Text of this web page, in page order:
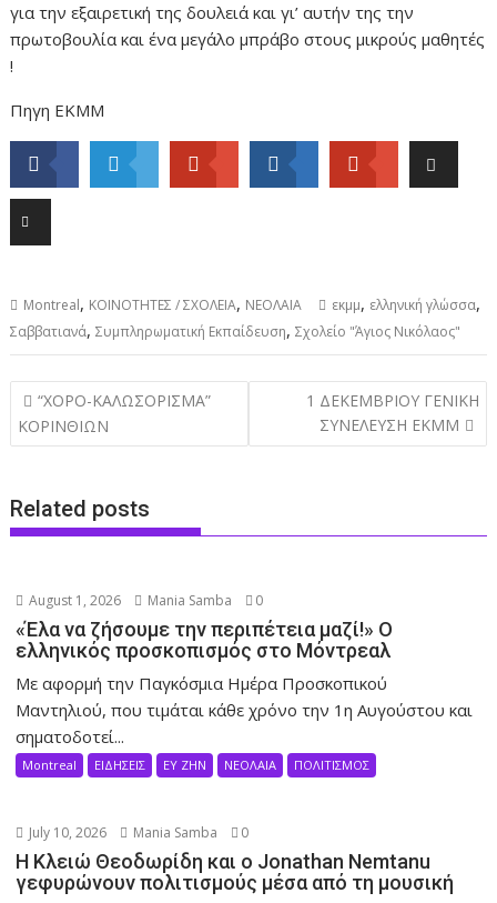
για την εξαιρετική της δουλειά και γι’ αυτήν της την
πρωτοβουλία και ένα μεγάλο μπράβο στους μικρούς μαθητές
!
Πηγη ΕΚΜΜ
Montreal, ΚΟΙΝΟΤΗΤΕΣ / ΣΧΟΛΕΙΑ, ΝΕΟΛΑΙΑ εκμμ, ελληνική γλώσσα,
Σαββατιανά,Συμπληρωματική Εκπαίδευση,Σχολείο "Άγιος Νικόλαος"
Post
navigation
“ΧΟΡΟ-ΚΑΛΩΣΟΡΙΣΜΑ”
ΚΟΡΙΝΘΙΩΝ
1 ΔΕΚΕΜΒΡΙΟΥ ΓΕΝΙΚΗ
ΣΥΝΕΛΕΥΣΗ ΕΚΜΜ
Related posts
August 1, 2026 Mania Samba 0
«Έλα να ζήσουμε την περιπέτεια μαζί!» Ο
ελληνικός προσκοπισμός στο Μόντρεαλ
Με αφορμή την Παγκόσμια Ημέρα Προσκοπικού
Μαντηλιού, που τιμάται κάθε χρόνο την 1η Αυγούστου και
σηματοδοτεί...
Montreal ΕΙΔΗΣΕΙΣ ΕΥ ΖΗΝ ΝΕΟΛΑΙΑ ΠΟΛΙΤΙΣΜΟΣ
July 10, 2026 Mania Samba 0
Η Κλειώ Θεοδωρίδη και ο Jonathan Nemtanu
γεφυρώνουν πολιτισμούς μέσα από τη μουσική